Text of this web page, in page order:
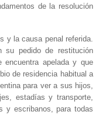
de la resolución
y la causa penal referida.
su pedido de restitución
encuentra apelada y que
de residencia habitual a
para ver a sus hijos,
estadías y transporte,
y escribanos, para todas